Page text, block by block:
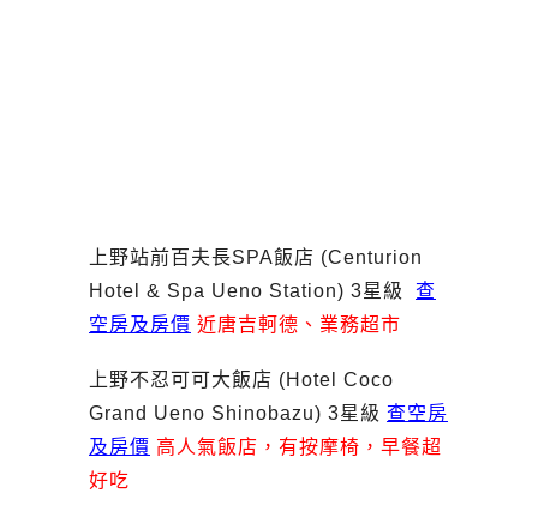
上野站前百夫長SPA飯店 (Centurion
Hotel & Spa Ueno Station) 3星級 查
空房及房價 近唐吉軻德、業務超市
上野不忍可可大飯店 (Hotel Coco
Grand Ueno Shinobazu) 3星級 查空房
及房價 高人氣飯店，有按摩椅，早餐超
好吃